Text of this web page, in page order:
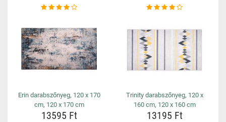
Erin darabszőnyeg, 120 x 170
cm, 120 x 170 cm
13595 Ft
Trinity darabszőnyeg, 120 x
160 cm, 120 x 160 cm
13195 Ft